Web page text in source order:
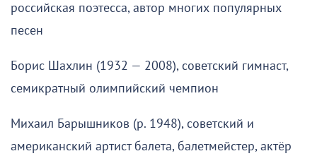
российская поэтесса, автор многих популярных
песен
Борис Шахлин (1932 — 2008), советский гимнаст,
семикратный олимпийский чемпион
Михаил Барышников (р. 1948), советский и
американский артист балета, балетмейстер, актёр